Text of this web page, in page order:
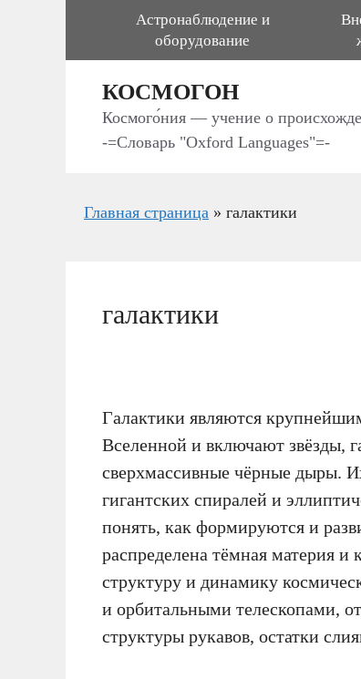
Астронаблюдение и
оборудование
КОСМОГОН
Космого́ния — учение о
-=Словарь "Oxford Languages"=-
Главная страница » галактики
галактики
Галактики являются
Вселенной и включают звёзды,
сверхмассивные чёрные дыры.
гигантских спиралей и
понять, как формируются и
распределена тёмная материя
структуру и динамику
и орбитальными телескопами,
структуры рукавов, остатки